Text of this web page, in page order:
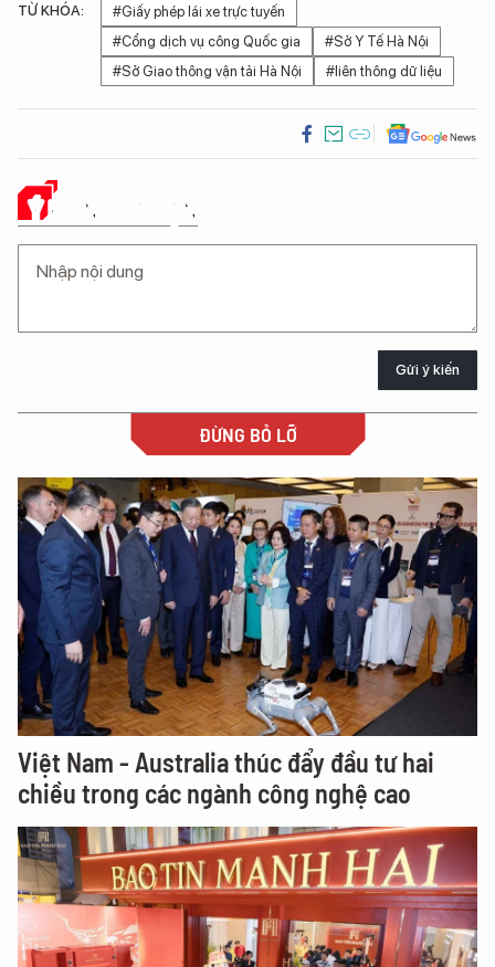
TỪ KHÓA:
#Giấy phép lái xe trực tuyến
#Cổng dịch vụ công Quốc gia
#Sở Y Tế Hà Nội
#Sở Giao thông vận tải Hà Nội
#liên thông dữ liệu
Ý KIẾN CỦA BẠN
Gửi ý kiến
ĐỪNG BỎ LỠ
Việt Nam - Australia thúc đẩy đầu tư hai
chiều trong các ngành công nghệ cao